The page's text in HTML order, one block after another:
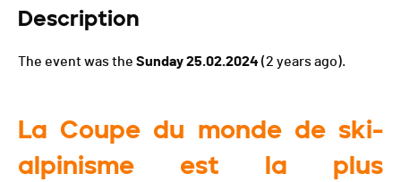
Description
The event was the Sunday 25.02.2024 (2 years ago).
La Coupe du monde de ski-
alpinisme est la plus